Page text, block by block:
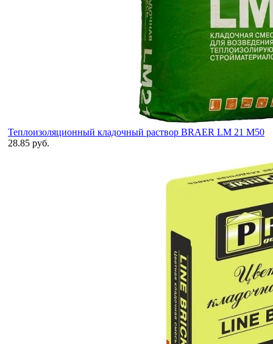
Теплоизоляционный кладочный раствор BRAER LM 21 М50
28.85 руб.